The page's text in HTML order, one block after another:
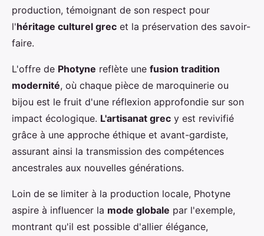
production, témoignant de son respect pour
l'héritage culturel grec et la préservation des savoir-
faire.
L'offre de Photyne reflète une fusion tradition
modernité, où chaque pièce de maroquinerie ou
bijou est le fruit d'une réflexion approfondie sur son
impact écologique. L'artisanat grec y est revivifié
grâce à une approche éthique et avant-gardiste,
assurant ainsi la transmission des compétences
ancestrales aux nouvelles générations.
Loin de se limiter à la production locale, Photyne
aspire à influencer la mode globale par l'exemple,
montrant qu'il est possible d'allier élégance,